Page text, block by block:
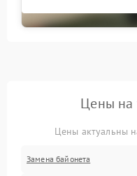
Цены на
Цены актуальны
Замена байонета